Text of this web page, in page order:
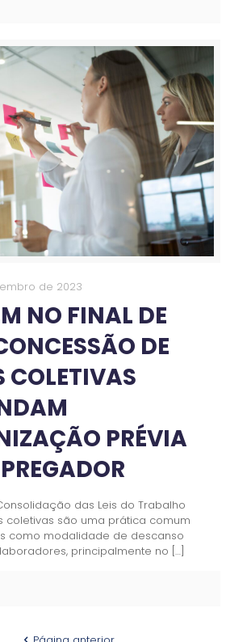
de 2023
NO FINAL DE
DE
COLETIVAS
PRÉVIA
das Leis do Trabalho
coletivas são uma prática comum
como modalidade de descanso
principalmente no […]